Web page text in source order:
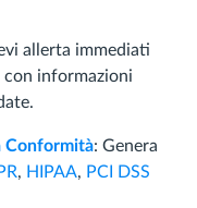
allerta immediati
informazioni
Conformità: Genera
, HIPAA, PCI DSS